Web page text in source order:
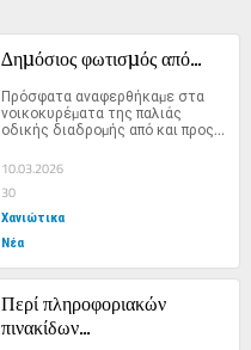
∆ηµόσιος φωτισµός από...
Πρόσφατα αναφερθήκαµε στα
νοικοκυρέµατα της παλιάς
οδικής διαδροµής από και προς
Κολένι Καµάρα και...
10.03.2026
30
Χανιώτικα
Νέα
Περί πληροφοριακών
πινακίδων...